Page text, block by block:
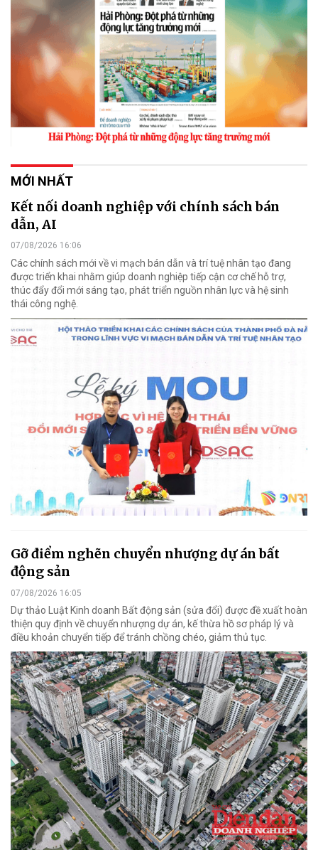
MỚI NHẤT
Kết nối doanh nghiệp với chính sách bán
dẫn, AI
07/08/2026 16:06
Các chính sách mới về vi mạch bán dẫn và trí tuệ nhân tạo đang
được triển khai nhằm giúp doanh nghiệp tiếp cận cơ chế hỗ trợ,
thúc đẩy đổi mới sáng tạo, phát triển nguồn nhân lực và hệ sinh
thái công nghệ.
Gỡ điểm nghẽn chuyển nhượng dự án bất
động sản
07/08/2026 16:05
Dự thảo Luật Kinh doanh Bất động sản (sửa đổi) được đề xuất hoàn
thiện quy định về chuyển nhượng dự án, kế thừa hồ sơ pháp lý và
điều khoản chuyển tiếp để tránh chồng chéo, giảm thủ tục.